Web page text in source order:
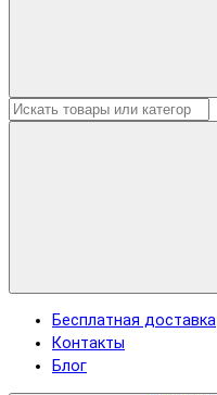
Бесплатная доставка
Контакты
Блог